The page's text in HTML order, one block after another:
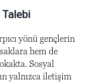
yönü gençlerin
hem de
Sosyal
yalnızca iletişim